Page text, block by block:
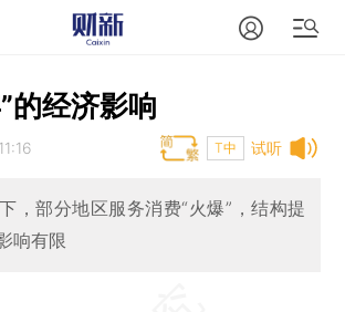
的经济影响
试听
T中
，部分地区服务消费“火爆”，结构提
响有限